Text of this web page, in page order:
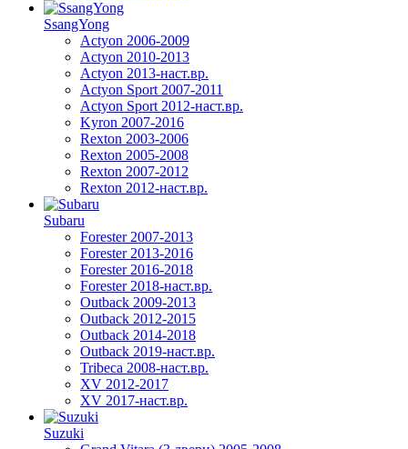
SsangYong
Actyon 2006-2009
Actyon 2010-2013
Actyon 2013-наст.вр.
Actyon Sport 2007-2011
Actyon Sport 2012-наст.вр.
Kyron 2007-2016
Rexton 2003-2006
Rexton 2005-2008
Rexton 2007-2012
Rexton 2012-наст.вр.
Subaru
Forester 2007-2013
Forester 2013-2016
Forester 2016-2018
Forester 2018-наст.вр.
Outback 2009-2013
Outback 2012-2015
Outback 2014-2018
Outback 2019-наст.вр.
Tribeca 2008-наст.вр.
XV 2012-2017
XV 2017-наст.вр.
Suzuki